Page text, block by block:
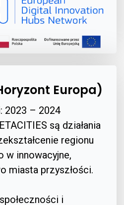
Europa)
2023 – 2024
są działania
regionu
w innowacyjne,
miasta przyszłości.
i